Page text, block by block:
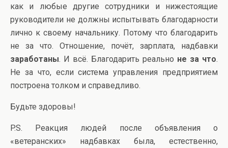
как и любые другие сотрудники и нижестоящие
руководители не должны испытывать благодарности
лично к своему начальнику. Потому что благодарить
не за что. Отношение, почёт, зарплата, надбавки
заработаны. И всё. Благодарить реально не за что.
Не за что, если система управления предприятием
построена толком и справедливо.
Будьте здоровы!
P.S. Реакция людей после объявления о
«ветеранских» надбавках была, естественно,